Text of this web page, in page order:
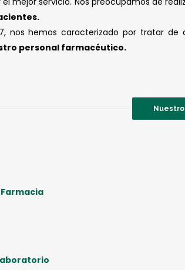
nos hemos caracterizado por tratar
personal farmacéutico.
Farmacia